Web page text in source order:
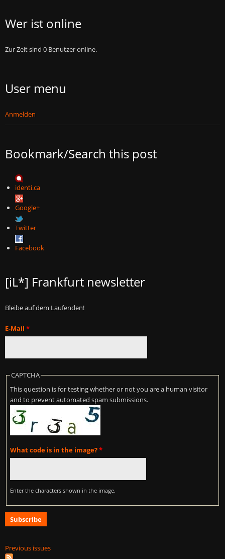
Wer ist online
Zur Zeit sind 0 Benutzer online.
User menu
Anmelden
Bookmark/Search this post
identi.ca
Google+
Twitter
Facebook
[iL*] Frankfurt newsletter
Bleibe auf dem Laufenden!
E-Mail *
CAPTCHA
This question is for testing whether or not you are a human visitor
and to prevent automated spam submissions.
What code is in the image?*
Enter the characters shown in the image.
Previous issues